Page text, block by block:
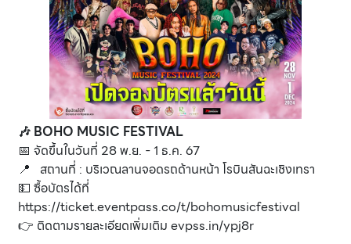
🎶 BOHO MUSIC FESTIVAL
📅 จัดขึ้นในวันที่ 28 พ.ย. - 1 ธ.ค. 67
📍 สถานที่ : บริเวณลานจอดรถด้านหน้า โรบินสันฉะเชิงเทรา
💵 ซื้อบัตรได้ที่
https://ticket.eventpass.co/t/bohomusicfestival
👉 ติดตามรายละเอียดเพิ่มเติม evpss.in/ypj8r